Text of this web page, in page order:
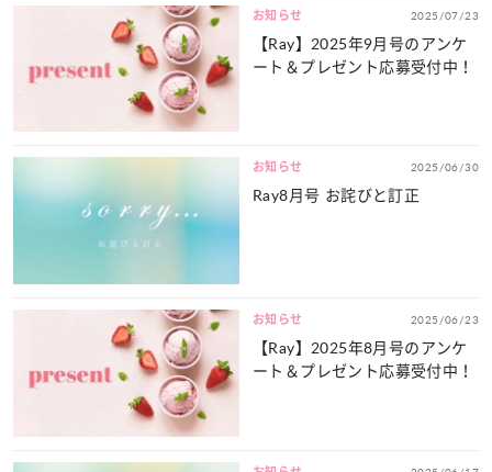
お知らせ 2025/07/23
【Ray】2025年9月号のアンケ
ート＆プレゼント応募受付中！
お知らせ 2025/06/30
Ray8月号 お詫びと訂正
お知らせ 2025/06/23
【Ray】2025年8月号のアンケ
ート＆プレゼント応募受付中！